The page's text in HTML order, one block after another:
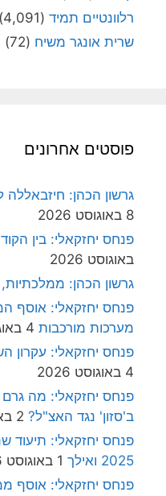
רלוונטיים תמיד (4,091)
שרית אונגר משיח (72)
פוסטים אחרונים
גרשון הכהן:
8 באוגוסט 2026
פנחס יחזקאלי: בין
באוגוסט 2026
גרשון הכהן:
פנחס יחזקאלי: אוסף
מערכות מורכבות 4 באוגוסט 2026
פנחס יחזקאלי: עקרון
4 באוגוסט 2026
פנחס יחזקאלי: מה
ב'סזון' נגד האצ"ל? 2 באוגוסט 2026
פנחס יחזקאלי: תיעוד
2025 ואילך
1 באוגוסט 2026
פנחס יחזקאלי: אוסף